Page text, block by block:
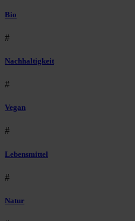
Bio
#
Nachhaltigkeit
#
Vegan
#
Lebensmittel
#
Natur